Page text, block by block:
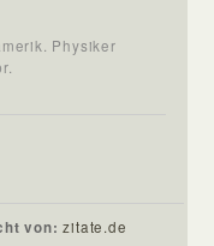
Physiker
von:zitate.de